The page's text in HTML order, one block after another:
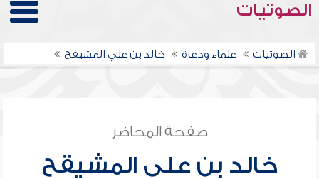
الصوتيات
الصوتيات علماء ودعاة خالد بن علي المشيقح
صفحة المحاضر
خالد بن علي المشيقح